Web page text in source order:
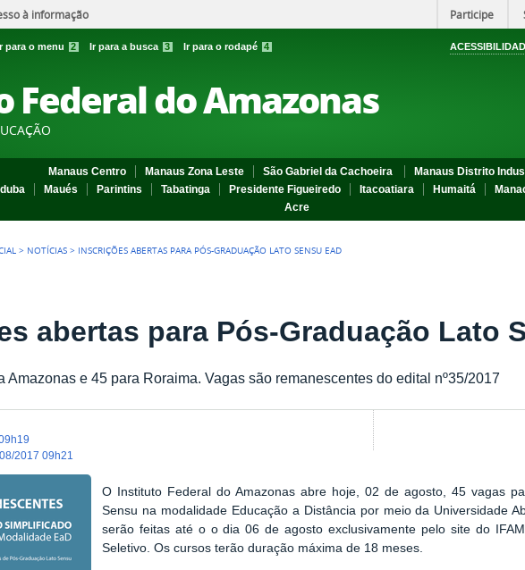
à informação Participe
para o menu 2 Ir para a busca 3 Ir para o rodapé 4
do Amazonas
Manaus Centro Manaus Zona Leste São Gabriel da Cachoeira
Manaus Distrito
Maués Parintins Tabatinga Presidente Figueiredo Itacoatiara Humaitá
Acre
> NOTÍCIAS > INSCRIÇÕES ABERTAS PARA PÓS-GRADUAÇÃO LATO SENSU EAD
abertas para Pós-Graduação Lato
Amazonas e 45 para Roraima. Vagas são remanescentes do edital nº35/2017
2017 09h21
O Instituto Federal do Amazonasabre hoje, 02 de agosto, 45 vagas
Sensu na modalidade Educação a Distância por meio da Universidade
serão feitas até o o dia 06 de agosto exclusivamente pelo site do
Seletivo. Os cursos terão duração máxima de 18 meses.